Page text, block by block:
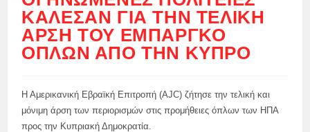
ΚΆΛΕΣΑΝ ΓΙΑ ΤΗΝ ΤΕΛΙΚΉ
ΆΡΣΗ ΤΟΥ ΕΜΠΆΡΓΚΟ
ΌΠΛΩΝ ΑΠΌ ΤΗΝ ΚΎΠΡΟ
Η Αμερικανική Εβραϊκή Επιτροπή (AJC) ζήτησε την τελική και
μόνιμη άρση των περιορισμών στις προμήθειες όπλων των ΗΠΑ
προς την Κυπριακή Δημοκρατία.